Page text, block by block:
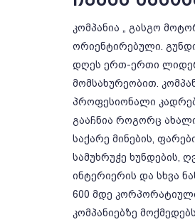
კომპანია „ გასგო
ორიენტირებული.
დღეს ერთ-ერთი
მომსახურეობით.
პროფესიონალი
გააჩნია როგორც
საქარე მინების,
სამუხრუჭე ხუნდების,
ინტერიერის და სხვა
600 მდე
კომპანიებზე